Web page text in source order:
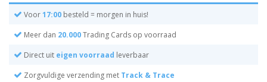
Voor17:00 besteld = morgen in huis!
Meer dan 20.000Trading Cards op voorraad
Direct uit eigen voorraad leverbaar
Zorgvuldige verzending met Track & Trace